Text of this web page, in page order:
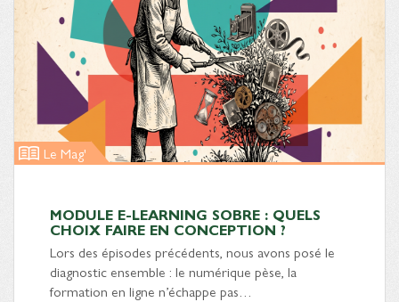
Le Mag'
MODULE E-LEARNING SOBRE : QUELS
CHOIX FAIRE EN CONCEPTION ?
Lors des épisodes précédents, nous avons posé le
diagnostic ensemble : le numérique pèse, la
formation en ligne n’échappe pas…